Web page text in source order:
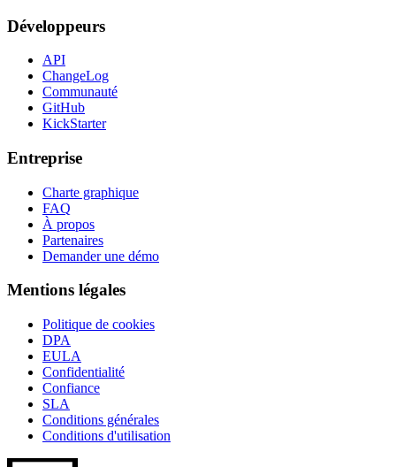
Développeurs
API
ChangeLog
Communauté
GitHub
KickStarter
Entreprise
Charte graphique
FAQ
À propos
Partenaires
Demander une démo
Mentions légales
Politique de cookies
DPA
EULA
Confidentialité
Confiance
SLA
Conditions générales
Conditions d'utilisation